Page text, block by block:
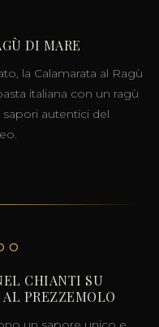
DI MARE
la Calamarata al Ragù
italiana con un ragù
autentici del
CHIANTI SU
PREZZEMOLO